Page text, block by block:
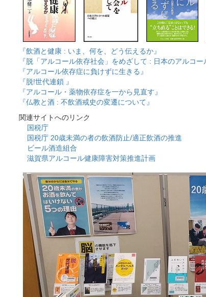
『飲酒と健康 : いま、何を、どう伝えるか』
『脱「アルコール依存社会」をめざして : 日本のアルコー
『アルコール依存症に負けずに生きる』
『脱!世代連鎖 』
『アルコール・薬物依存症を一から見直す』
『仏教と酒 : 不飲酒戒史の変遷について』
関連サイトへのリンク
国税庁
国税庁 20歳未満の者の飲酒防止/適正飲酒の推進
ビール酒造組合
滋賀県アルコール健康障害対策推進計画